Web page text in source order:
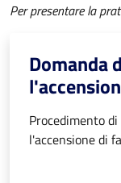
Per presentare la
Domanda
Procedimento
l'accensione di